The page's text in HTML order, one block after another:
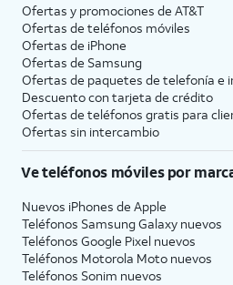
Ofertas y promociones de AT&T
Ofertas de teléfonos móviles
Ofertas de iPhone
Ofertas de Samsung
Ofertas de paquetes de telefonía e
Descuento con tarjeta de crédito
Ofertas de teléfonos gratis para
Ofertas sin intercambio
Ve teléfonos móviles por
Nuevos iPhones de Apple
Teléfonos Samsung Galaxy nuevos
Teléfonos Google Pixel nuevos
Teléfonos Motorola Moto nuevos
Teléfonos Sonim nuevos